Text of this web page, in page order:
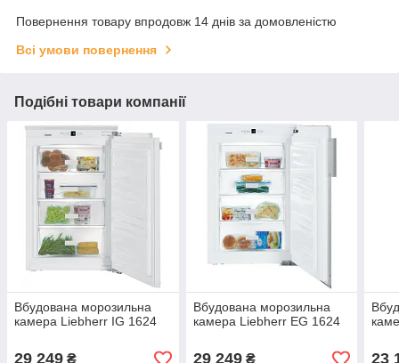
Повернення товару впродовж 14 днів за домовленістю
Всі умови повернення
Подібні товари компанії
Вбудована морозильна
камера Liebherr IG 1624
29 249 ₴
Вбудована морозильна
камера Liebherr EG 1624
29 249₴ 23